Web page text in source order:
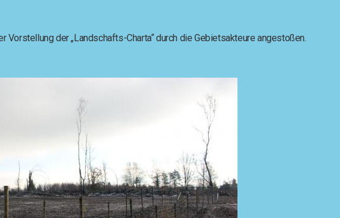
Vorstellung der „Landschafts-Charta“ durch die Gebietsakteure angestoßen.